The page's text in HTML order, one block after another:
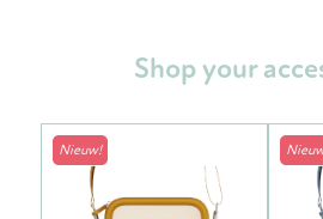
Shop your
Nieuw!